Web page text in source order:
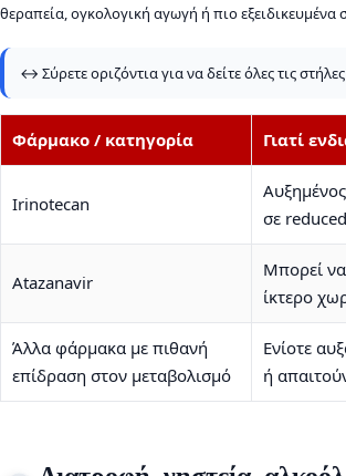
θεραπεία, ογκολογική αγωγή ή πιο εξειδικευμένα
↔️ Σύρετε οριζόντια για να δείτε όλες τις
Φάρμακο / κατηγορία Γιατί
Irinotecan
σε
Atazanavir
Μπορεί
ίκτερο
Άλλα φάρμακα με πιθανή
επίδραση στον μεταβολισμό
Ενίοτε
ή